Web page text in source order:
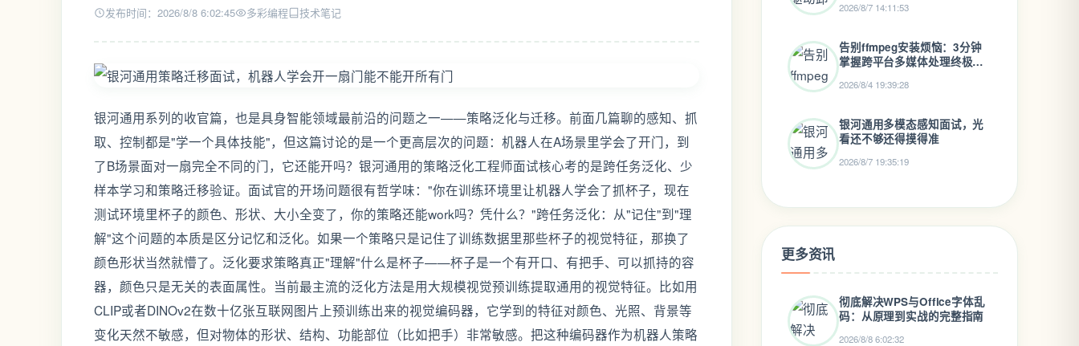
发布时间：2026/8/8 6:02:45 多彩编程 技术笔记
银河通用系列的收官篇，也是具身智能领域最前沿的问题之一——策略泛化与迁移。前面几篇聊的感知、抓
取、控制都是"学一个具体技能"，但这篇讨论的是一个更高层次的问题：机器人在A场景里学会了开门，到
了B场景面对一扇完全不同的门，它还能开吗？银河通用的策略泛化工程师面试核心考的是跨任务泛化、少
样本学习和策略迁移验证。面试官的开场问题很有哲学味："你在训练环境里让机器人学会了抓杯子，现在
测试环境里杯子的颜色、形状、大小全变了，你的策略还能work吗？凭什么？"跨任务泛化：从"记住"到"理
解"这个问题的本质是区分记忆和泛化。如果一个策略只是记住了训练数据里那些杯子的视觉特征，那换了
颜色形状当然就懵了。泛化要求策略真正"理解"什么是杯子——杯子是一个有开口、有把手、可以抓持的容
器，颜色只是无关的表面属性。当前最主流的泛化方法是用大规模视觉预训练提取通用的视觉特征。比如用
CLIP或者DINOv2在数十亿张互联网图片上预训练出来的视觉编码器，它学到的特征对颜色、光照、背景等
变化天然不敏感，但对物体的形状、结构、功能部位（比如把手）非常敏感。把这种编码器作为机器人策略
2026/8/7 14:11:53
告别ffmpeg安装烦恼：3分钟
掌握跨平台多媒体处理终极方
2026/8/4 19:39:28
银河通用多模态感知面试，光
看还不够还得摸得准
2026/8/7 19:35:19
更多资讯
彻底解决WPS与Office字体乱
码：从原理到实战的完整指南
2026/8/8 6:02:32